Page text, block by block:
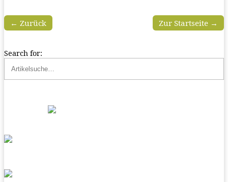
Zur Startseite →
← Zurück
Search for: